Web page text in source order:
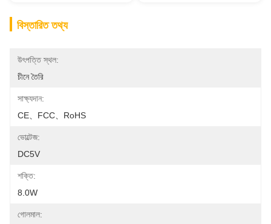
বিস্তারিত তথ্য
উৎপত্তি স্থল:
চীনে তৈরি
সাক্ষ্যদান:
CE、FCC、RoHS
ভোল্টেজ:
DC5V
শক্তি:
8.0W
গোলমাল: